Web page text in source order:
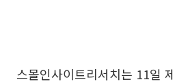
스몰인사이트리서치는 11일